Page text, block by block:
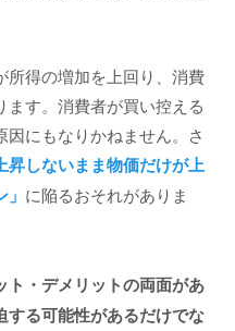
所得の増加を上回り、消費
す。消費者が買い控える
にもなりかねません。さ
昇しないまま物価だけが上
に陥るおそれがありま
ト・デメリットの両面があ
する可能性があるだけでな